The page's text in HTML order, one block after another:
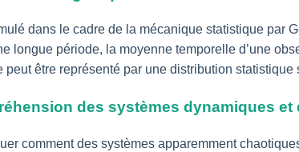
dans le cadre de la mécanique statistique
longue période, la moyenne temporelle d’une
peut être représenté par une distribution statistique
des systèmes dynamiques
comment des systèmes apparemment